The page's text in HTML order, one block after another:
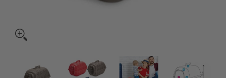
Trasportino Carry Sport Metal Tortora miniature media
Trasportino Carry Sport Metal Tortora numero media 0
Trasportino Carry Sport Metal Tortora